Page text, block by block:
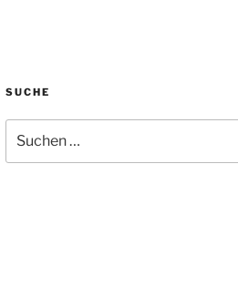
SUCHE
nach: